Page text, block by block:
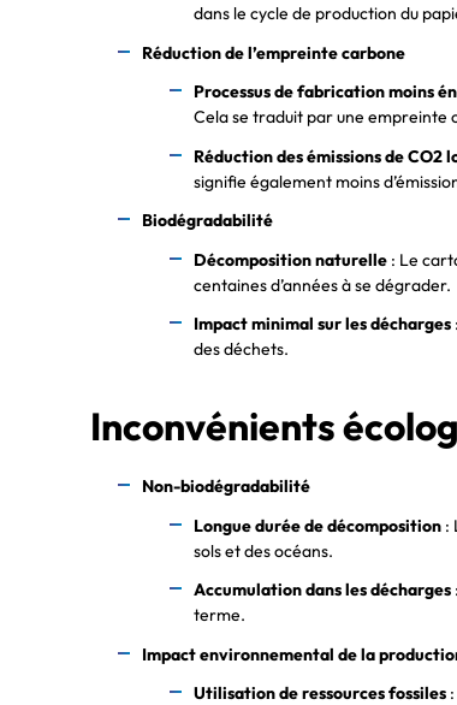
dans le cycle de production du
Réduction de l’empreinte carbone
Processus de fabrication moins
Cela se traduit par une empreinte
Réduction des émissions de CO2
signifie également moins
Biodégradabilité
Décomposition naturelle : Le
centaines d’années à se dégrader.
Impact minimal sur les décharges
des déchets.
Inconvénients
Non-biodégradabilité
Longue durée de décomposition :
sols et des océans.
Accumulation dans les décharges
terme.
Impact environnemental de la
Utilisation de ressources fossiles